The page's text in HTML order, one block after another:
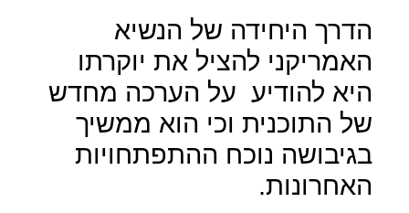
הדרך היחידה של הנשיא
האמריקני להציל את יוקרתו
היא להודיע על הערכה מחדש
של התוכנית וכי הוא ממשיך
בגיבושה נוכח ההתפתחויות
האחרונות.